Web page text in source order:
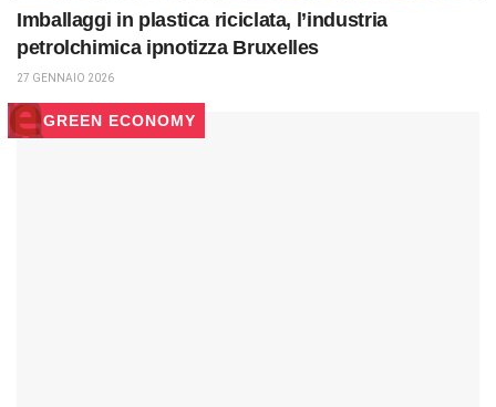
Imballaggi in plastica riciclata, l’industria
petrolchimica ipnotizza Bruxelles
27 GENNAIO 2026
GREEN ECONOMY